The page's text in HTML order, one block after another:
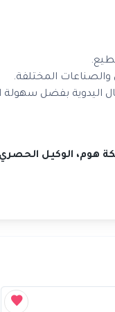
والصناعات المختلفة.
اليدوية بفضل سهولة
هوم، الوكيل